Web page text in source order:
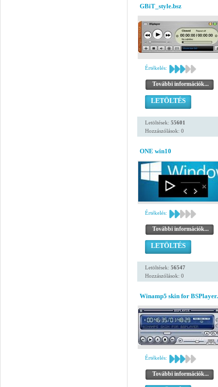
GBiT_style.bsz
Értékelés:
További információk...
LETÖLTÉS
Letöltések: 55601
Hozzászólások: 0
ONE win10
Értékelés:
További információk...
LETÖLTÉS
Letöltések: 56547
Hozzászólások: 0
Winamp5 skin for
Értékelés:
További információk...